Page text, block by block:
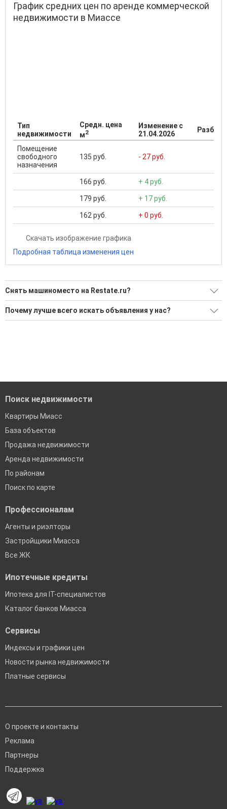
График средних цен по аренде коммерческой
недвижимости в Миассе
Тип
недвижимости
Средн. цена
м2
Изменение с
21.04.2026
Помещение
свободного
назначения
135 руб. - 27 руб.
166 руб. + 4 руб.
179 руб. + 17 руб.
162 руб. + 0 руб.
Скачать изображение графика
Подробная таблица изменения цен
Снять машиноместо на Restate.ru?
Ищите, как Снять машиноместо?
Воспользуйтесь нашим поиском по новостройкам, для
Почему лучше всего искать объявления у нас?
Поиск недвижимости
Квартиры Миасс
База объектов
Продажа недвижимости
Аренда недвижимости
По районам
Поиск по карте
Профессионалам
Агенты и риэлторы
Застройщики Миасса
Все ЖК
Ипотечные кредиты
Ипотека для IT-специалистов
Каталог банков Миасса
Сервисы
Индексы и графики цен
Новости рынка недвижимости
Платные сервисы
О проекте и контакты
Реклама
Партнеры
Поддержка